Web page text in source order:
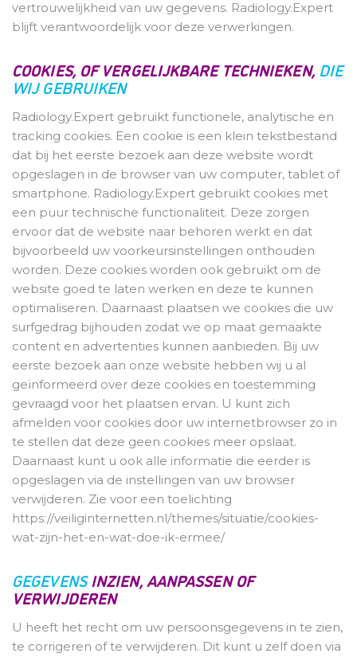
vertrouwelijkheid van uw gegevens. Radiology.Expert
blijft verantwoordelijk voor deze verwerkingen.
COOKIES, OF VERGELIJKBARE TECHNIEKEN,DIE
WIJ GEBRUIKEN
Radiology.Expert gebruikt functionele, analytische en
tracking cookies. Een cookie is een klein tekstbestand
dat bij het eerste bezoek aan deze website wordt
opgeslagen in de browser van uw computer, tablet of
smartphone. Radiology.Expert gebruikt cookies met
een puur technische functionaliteit. Deze zorgen
ervoor dat de website naar behoren werkt en dat
bijvoorbeeld uw voorkeursinstellingen onthouden
worden. Deze cookies worden ook gebruikt om de
website goed te laten werken en deze te kunnen
optimaliseren. Daarnaast plaatsen we cookies die uw
surfgedrag bijhouden zodat we op maat gemaakte
content en advertenties kunnen aanbieden. Bij uw
eerste bezoek aan onze website hebben wij u al
geïnformeerd over deze cookies en toestemming
gevraagd voor het plaatsen ervan. U kunt zich
afmelden voor cookies door uw internetbrowser zo in
te stellen dat deze geen cookies meer opslaat.
Daarnaast kunt u ook alle informatie die eerder is
opgeslagen via de instellingen van uw browser
verwijderen. Zie voor een toelichting
https://veiliginternetten.nl/themes/situatie/cookies-
wat-zijn-het-en-wat-doe-ik-ermee/
GEGEVENSINZIEN, AANPASSEN OF
VERWIJDEREN
U heeft het recht om uw persoonsgegevens in te zien,
te corrigeren of te verwijderen. Dit kunt u zelf doen via